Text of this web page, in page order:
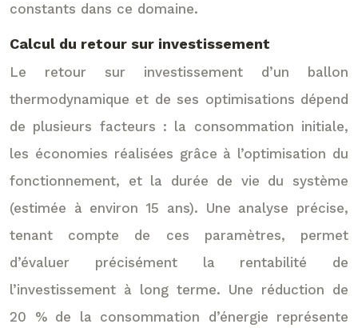
constants dans ce domaine.
Calcul du retour sur investissement
Le retour sur investissement d’un ballon
thermodynamique et de ses optimisations dépend
de plusieurs facteurs : la consommation initiale,
les économies réalisées grâce à l’optimisation du
fonctionnement, et la durée de vie du système
(estimée à environ 15 ans). Une analyse précise,
tenant compte de ces paramètres, permet
d’évaluer précisément la rentabilité de
l’investissement à long terme. Une réduction de
20 % de la consommation d’énergie représente